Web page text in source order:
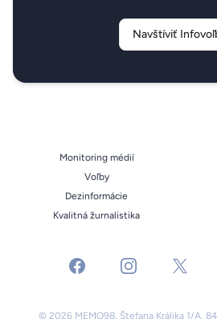
Navštíviť
Monitoring médií
Voľby
Dezinformácie
Kvalitná žurnalistika
facebook instagramx
© 2026 MEMO98, Štefana Králika 1/A,